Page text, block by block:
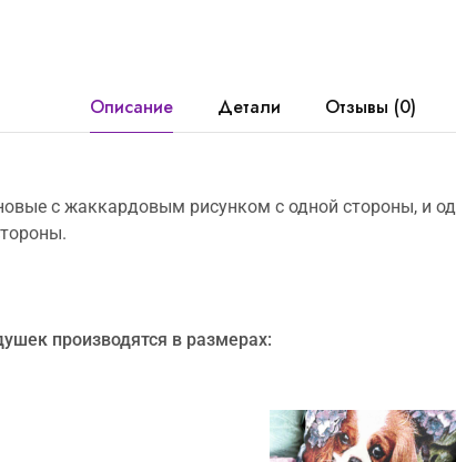
Описание Детали Отзывы (0)
c жаккардовым рисунком с одной стороны, и
производятся в размерах: